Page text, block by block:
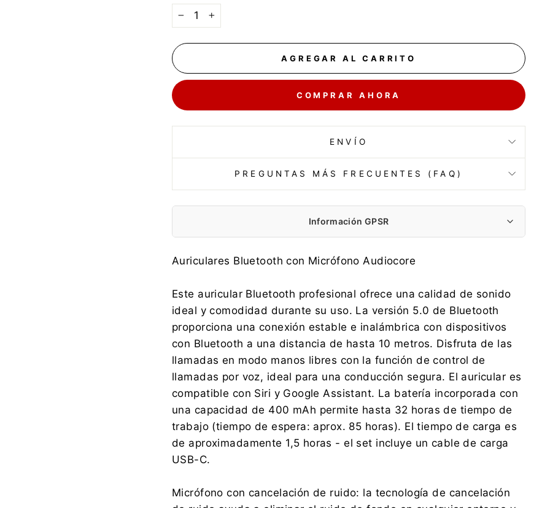
AGREGAR AL CARRITO
COMPRAR AHORA
ENVÍO
PREGUNTAS MÁS FRECUENTES (FAQ)
Información GPSR
Fabricante:
Centrumelektroniki.EU Sp. z o.o.
Korfantego 7, 42-600 Tarnowskie Góry
+48 32 284 72 22
Importador:
Centrumelektroniki.EU Sp. z o.o.
Korfantego 7, 42-600 Tarnowskie Góry
contact@centrumelektroniki.pl
+48 32 284 72 22
Auriculares Bluetooth con Micrófono Audiocore
Este auricular Bluetooth profesional ofrece una calidad de sonido
ideal y comodidad durante su uso. La versión 5.0 de Bluetooth
proporciona una conexión estable e inalámbrica con dispositivos
con Bluetooth a una distancia de hasta 10 metros. Disfruta de las
llamadas en modo manos libres con la función de control de
llamadas por voz, ideal para una conducción segura. El auricular es
compatible con Siri y Google Assistant. La batería incorporada con
una capacidad de 400 mAh permite hasta 32 horas de tiempo de
trabajo (tiempo de espera: aprox. 85 horas). El tiempo de carga es
de aproximadamente 1,5 horas - el set incluye un cable de carga
USB-C.
Micrófono con cancelación de ruido: la tecnología de cancelación